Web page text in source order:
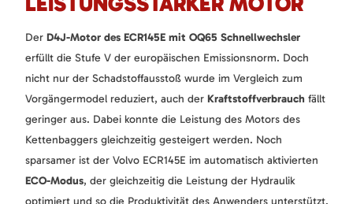
Der D4J-Motor des ECR145E mit OQ65 Schnellwechsler
erfüllt die Stufe V der europäischen Emissionsnorm. Doch
nicht nur der Schadstoffausstoß wurde im Vergleich zum
Vorgängermodel reduziert, auch der Kraftstoffverbrauch fällt
geringer aus. Dabei konnte die Leistung des Motors des
Kettenbaggers gleichzeitig gesteigert werden. Noch
sparsamer ist der Volvo ECR145E im automatisch aktivierten
ECO-Modus, der gleichzeitig die Leistung der Hydraulik
optimiert und so die Produktivität des Anwenders unterstützt.